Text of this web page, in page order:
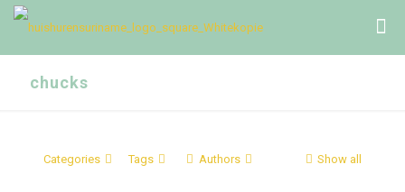
chucks
Categories Tags Authors Show all